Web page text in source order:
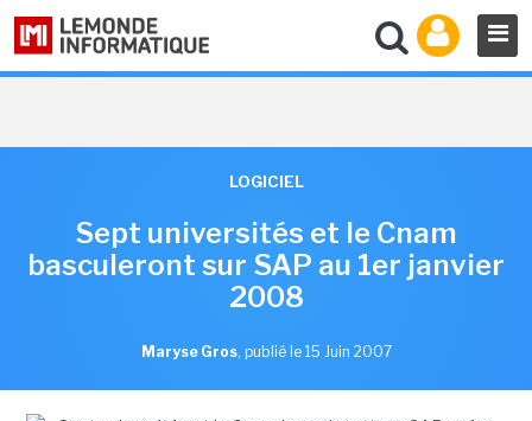
LOGICIEL
Sept universités et le Cnam
basculeront sur SAP au 1er janvier
2008
Maryse Gros, publié le 15 Juin 2007